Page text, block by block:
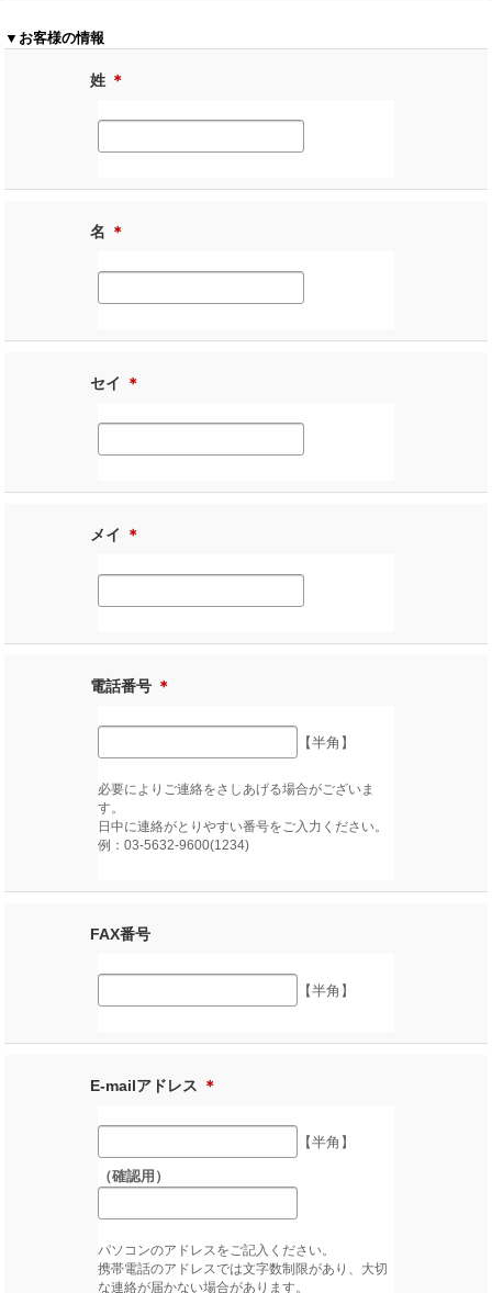
▼お客様の情報
姓 ＊
名 ＊
セイ ＊
メイ ＊
電話番号 ＊
【半角】
必要によりご連絡をさしあげる場合がございま
す。
日中に連絡がとりやすい番号をご入力ください。
例：03-5632-9600(1234)
FAX番号
【半角】
E-mailアドレス ＊
【半角】
（確認用）
パソコンのアドレスをご記入ください。
携帯電話のアドレスでは文字数制限があり、大切
な連絡が届かない場合があります。